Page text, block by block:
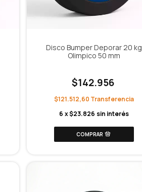
Disco Bumper Deporar 20 kg
Olimpico 50 mm
$142.956
$121.512,60
6 x$23.826 sin interés